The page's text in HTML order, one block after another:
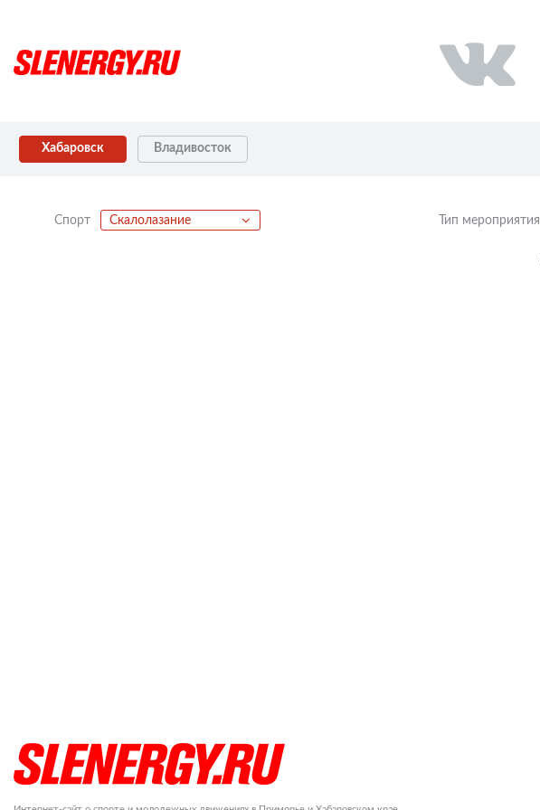
Хабаровск Владивосток
Спорт Скалолазание Тип мероприятия